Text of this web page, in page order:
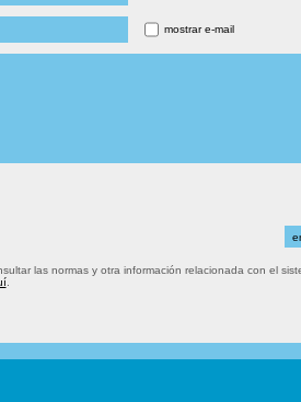
mostrar e-mail
las normas y otra información relacionada con el
.